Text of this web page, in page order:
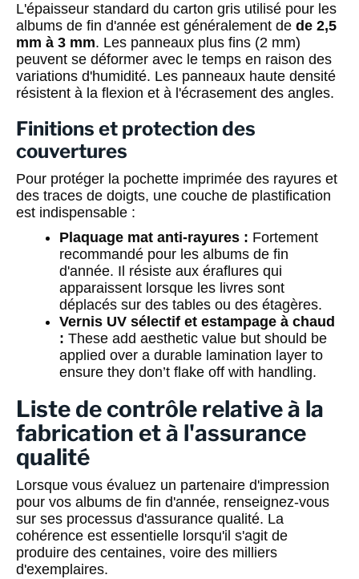
L'épaisseur standard du carton gris utilisé pour les
albums de fin d'année est généralement de de 2,5
mm à 3 mm. Les panneaux plus fins (2 mm)
peuvent se déformer avec le temps en raison des
variations d'humidité. Les panneaux haute densité
résistent à la flexion et à l'écrasement des angles.
Finitions et protection des
couvertures
Pour protéger la pochette imprimée des rayures et
des traces de doigts, une couche de plastification
est indispensable :
Plaquage mat anti-rayures : Fortement
recommandé pour les albums de fin
d'année. Il résiste aux éraflures qui
apparaissent lorsque les livres sont
déplacés sur des tables ou des étagères.
Vernis UV sélectif et estampage à chaud
: These add aesthetic value but should be
applied over a durable lamination layer to
ensure they don’t flake off with handling.
Liste de contrôle relative à la
fabrication et à l'assurance
qualité
Lorsque vous évaluez un partenaire d'impression
pour vos albums de fin d'année, renseignez-vous
sur ses processus d'assurance qualité. La
cohérence est essentielle lorsqu'il s'agit de
produire des centaines, voire des milliers
d'exemplaires.